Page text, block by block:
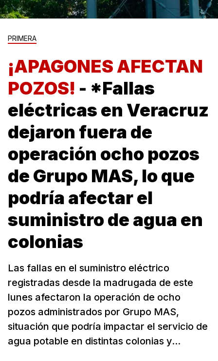
PRIMERA
¡APAGONES AFECTAN
POZOS! - *Fallas
eléctricas en Veracruz
dejaron fuera de
operación ocho pozos
de Grupo MAS, lo que
podría afectar el
suministro de agua en
colonias
Las fallas en el suministro eléctrico
registradas desde la madrugada de este
lunes afectaron la operación de ocho
pozos administrados por Grupo MAS,
situación que podría impactar el servicio de
agua potable en distintas colonias y...